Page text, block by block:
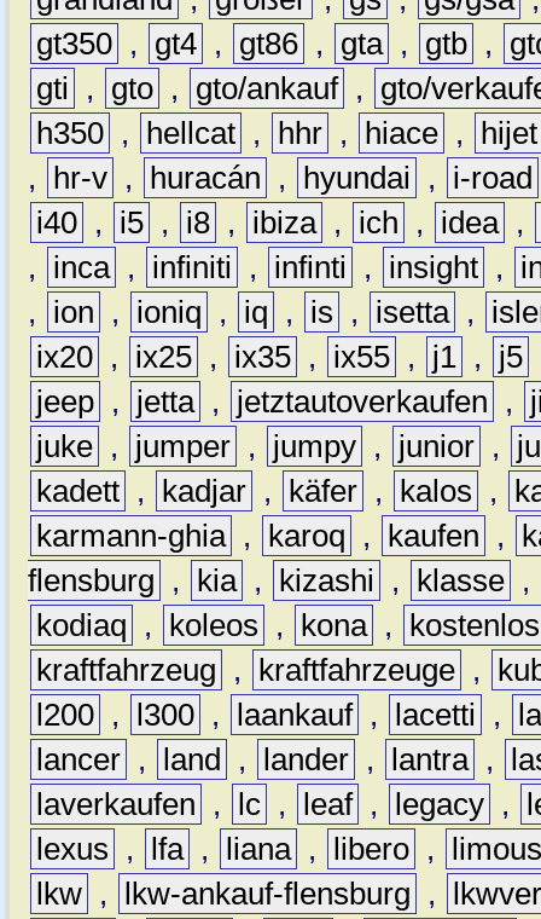
gt350 , gt4 , gt86 , gta , gtb ,
gti
, gto , gto/ankauf ,
gto/
h350 , hellcat , hhr , hiace ,
hijet
,
hr-v , huracán , hyundai ,
i-road
i40 , i5 , i8 , ibiza , ich , idea ,
,
inca , infiniti , infinti , insight ,
,
ion , ioniq , iq , is , isetta ,
ix20 , ix25 , ix35 , ix55 , j1 , j5
jeep , jetta , jetztautoverkaufen ,
juke , jumper , jumpy , junior ,
kadett , kadjar , käfer , kalos ,
karmann-ghia , karoq , kaufen ,
flensburg
, kia , kizashi , klasse ,
kodiaq
, koleos , kona ,
kostenlos
kraftfahrzeug
, kraftfahrzeuge ,
l200 , l300 , laankauf , lacetti ,
lancer , land , lander , lantra ,
laverkaufen
, lc , leaf , legacy ,
lexus
, lfa , liana , libero ,
lkw , lkw-ankauf-flensburg ,